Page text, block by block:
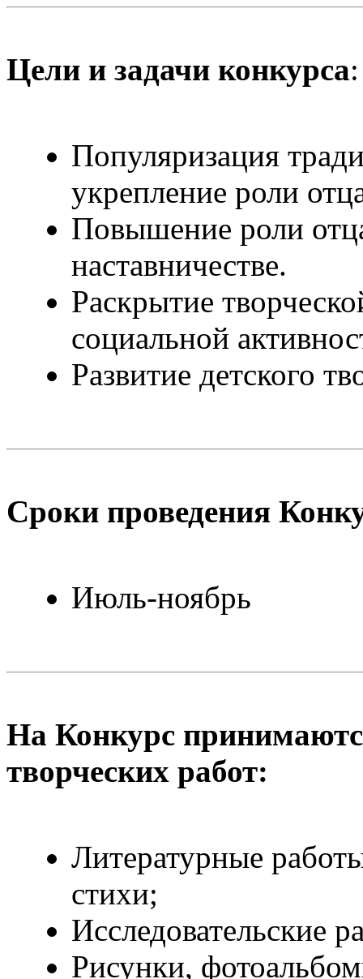
Цели и задачи конкурса:
Популяризация
укрепление роли
Повышение роли
наставничестве.
Раскрытие
социальной
Развитие детского
Сроки проведения
Июль-ноябрь
На Конкурс
творческих работ:
Литературные
стихи;
Исследовательские
Рисунки,